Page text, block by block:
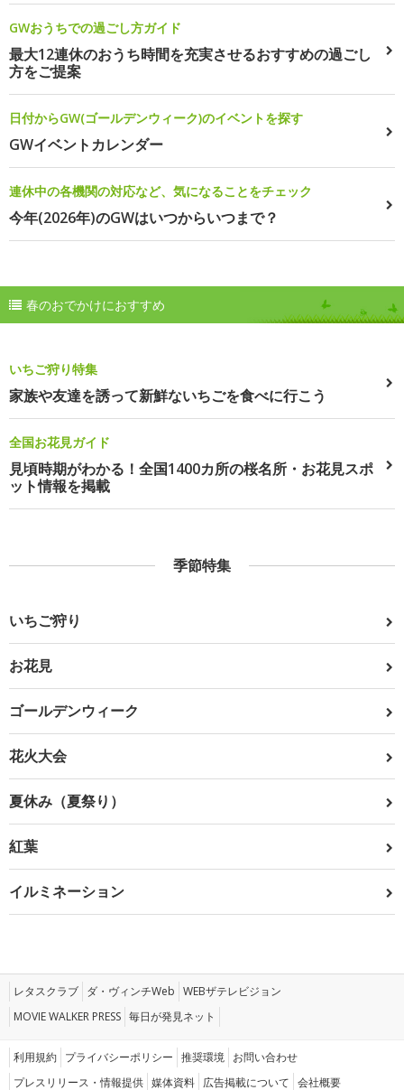
GWおうちでの過ごし方ガイド
最大12連休のおうち時間を充実させるおすすめの過ごし
方をご提案
日付からGW(ゴールデンウィーク)のイベントを探す
GWイベントカレンダー
連休中の各機関の対応など、気になることをチェック
今年(2026年)のGWはいつからいつまで？
春のおでかけにおすすめ
いちご狩り特集
家族や友達を誘って新鮮ないちごを食べに行こう
全国お花見ガイド
見頃時期がわかる！全国1400カ所の桜名所・お花見スポ
ット情報を掲載
季節特集
いちご狩り
お花見
ゴールデンウィーク
花火大会
夏休み（夏祭り）
紅葉
イルミネーション
レタスクラブ ダ・ヴィンチWeb WEBザテレビジョン
MOVIE WALKER PRESS 毎日が発見ネット
利用規約 プライバシーポリシー 推奨環境 お問い合わせ
プレスリリース・情報提供 媒体資料 広告掲載について 会社概要